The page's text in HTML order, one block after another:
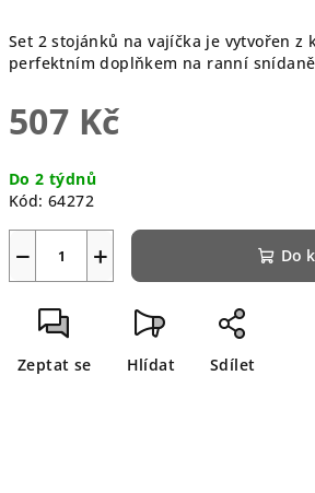
Set 2 stojánků na vajíčka je vytvořen z
perfektním doplňkem na ranní
507 Kč
cena:
Do 2 týdnů
Kód: 64272
+
− Do
Zeptat se Hlídat Sdílet